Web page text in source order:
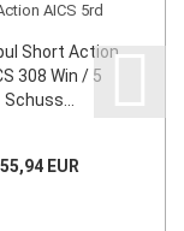
Short Action
308 Win / 5
Schuss...
55,94 EUR